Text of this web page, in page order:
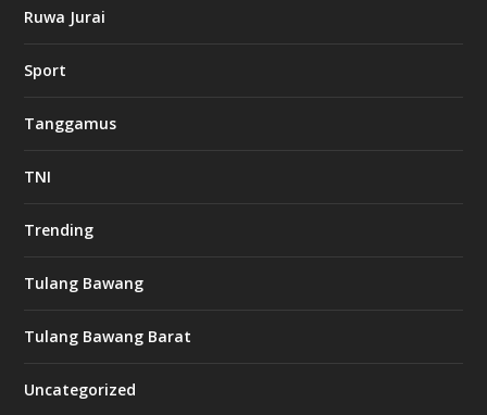
Ruwa Jurai
Sport
Tanggamus
TNI
Trending
Tulang Bawang
Tulang Bawang Barat
Uncategorized